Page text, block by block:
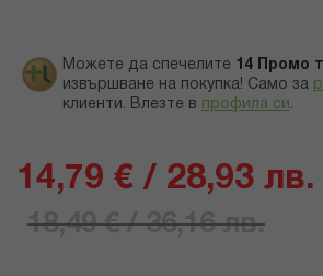
Можете да спечелите 14 Промо
извършване на покупка! Само за
клиенти. Влезте в профила си .
14,79 € / 28,93 лв.
18,49 € / 36,16 лв.